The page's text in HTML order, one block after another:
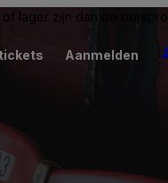
lager zijn dan de
Aanmelden